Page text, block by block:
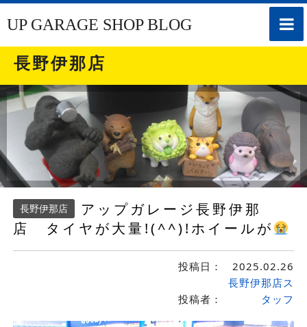
toggle
UP GARAGE SHOP BLOG
長野伊那店
長野伊那店
アップガレージ長野伊那
店 タイヤが大量!(^^)!ホイールが
投稿日： 2025.02.26
投稿者：
長野伊那店ス
タッフ